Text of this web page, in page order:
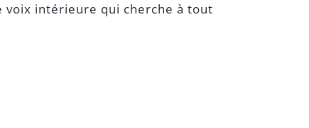
voix intérieure qui cherche à tout